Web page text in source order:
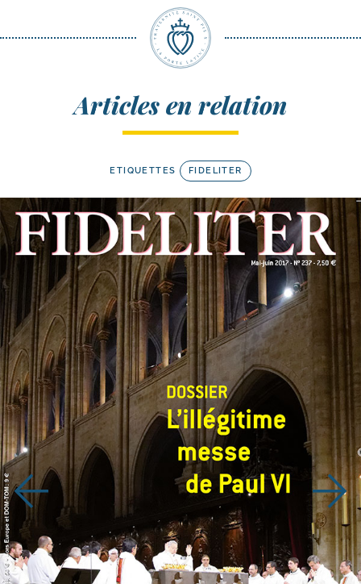
Articles en relation
ETIQUETTES FIDELITER